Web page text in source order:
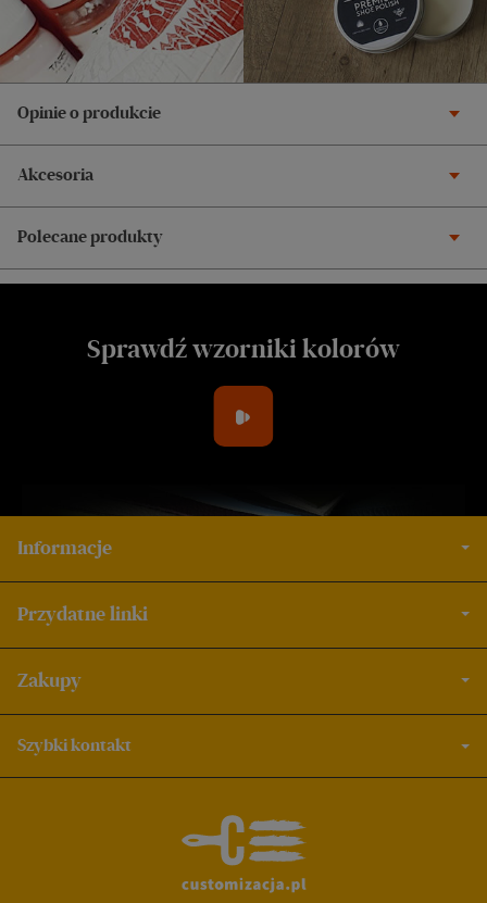
Opinie o produkcie
Akcesoria
Polecane produkty
Sprawdź wzorniki kolorów
Informacje
Przydatne linki
Zakupy
Szybki kontakt